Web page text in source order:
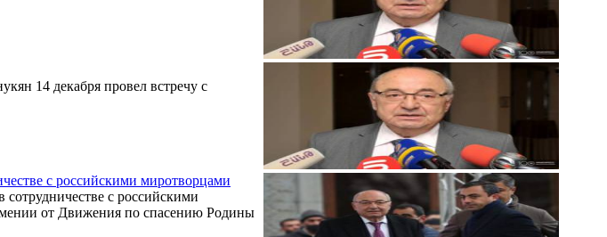
14 декабря провел встречу с
с российскими миротворцами
с российскими
от Движения по спасению Родины